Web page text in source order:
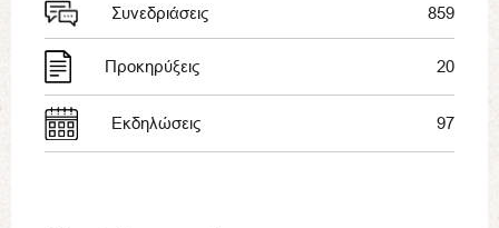
Συνεδριάσεις 859
Προκηρύξεις 20
Εκδηλώσεις 97